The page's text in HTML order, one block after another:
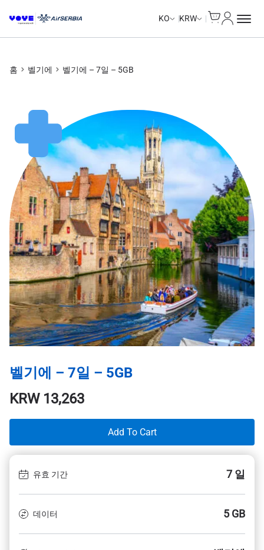
KO KRW
홈 벨기에 벨기에 – 7일 – 5GB
벨기에 – 7일 – 5GB
KRW13,263
Add To Cart
유효 기간 7 일
데이터 5 GB